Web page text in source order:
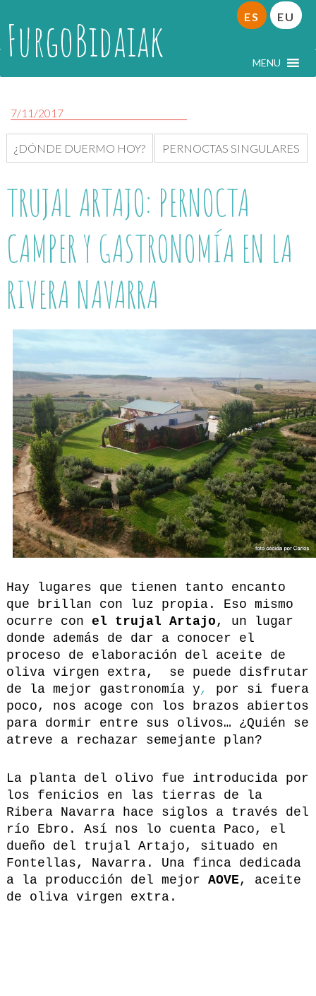
FurgoBidaiak MENU
ES EU
7/11/2017
¿DÓNDE DUERMO HOY? PERNOCTAS SINGULARES
TRUJAL ARTAJO: PERNOCTA
CAMPER Y GASTRONOMÍA EN LA
RIVERA NAVARRA
Hay lugares que tienen tanto encanto
que brillan con luz propia. Eso mismo
ocurre con el trujal Artajo, un lugar
donde además de dar a conocer el
proceso de elaboración del aceite de
oliva virgen extra, se puede disfrutar
de la mejor gastronomía y,
por si fuera
poco, nos acoge con los brazos abiertos
para dormir entre sus olivos… ¿Quién se
atreve a rechazar semejante plan?
La planta del olivo fue introducida por
los fenicios en las tierras de la
Ribera Navarra hace siglos a través del
río Ebro. Así nos lo cuenta Paco, el
dueño del trujal Artajo, situado en
Fontellas, Navarra. Una finca dedicada
a la producción del mejor AOVE, aceite
de oliva virgen extra.